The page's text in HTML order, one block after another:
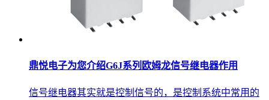
鼎悦电子为您介绍G6J系列欧姆龙信号继电器作用
信号继电器其实就是控制信号的，是控制系统中常用的